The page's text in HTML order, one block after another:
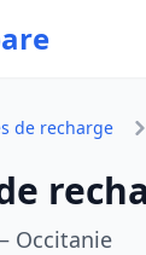
de recharge
Occitanie